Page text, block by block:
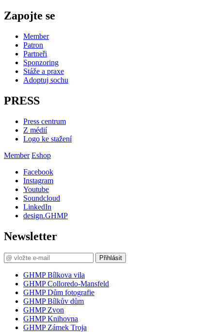
Zapojte se
Member
Patron
Partneři
Sponzoring
Stáže a praxe
Adoptuj sochu
PRESS
Press centrum
Z médií
Logo ke stažení
Member Eshop
Facebook
Instagram
Youtube
Soundcloud
LinkedIn
design.GHMP
Newsletter
Přihlásit
GHMP Bílkova vila
GHMP Colloredo-Mansfeld
GHMP Dům fotografie
GHMP Bílkův dům
GHMP Zvon
GHMP Knihovna
GHMP Zámek Troja